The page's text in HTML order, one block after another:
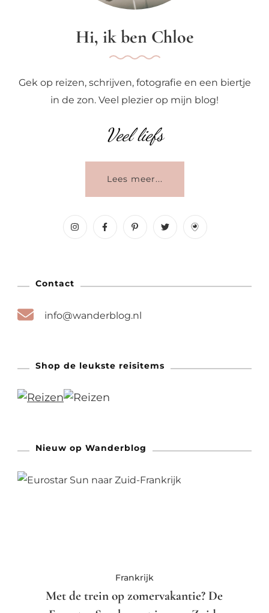
Hi, ik ben Chloe
Gek op reizen, schrijven, fotografie en een biertje
in de zon. Veel plezier op mijn blog!
Veel liefs
Lees meer...
Contact
info@wanderblog.nl
Shop de leukste reisitems
Nieuw op Wanderblog
Frankrijk
Met de trein op zomervakantie? De